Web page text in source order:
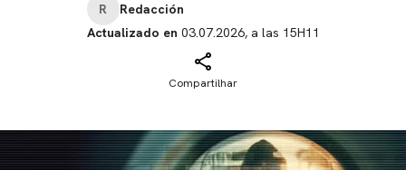
R
Redacción
Actualizado en 03.07.2026, a las 15H11
Compartilhar